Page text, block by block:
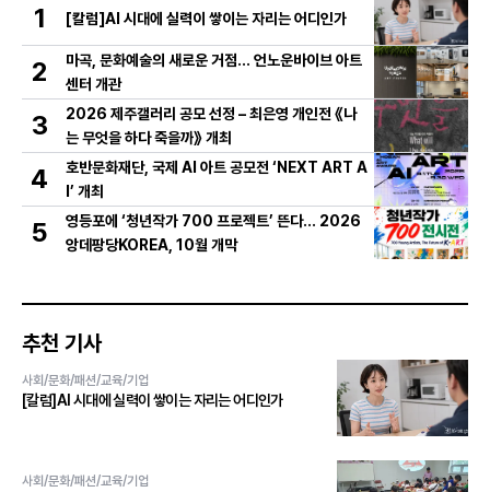
1 [칼럼]AI 시대에 실력이 쌓이는 자리는 어디인가
2
마곡, 문화예술의 새로운 거점… 언노운바이브 아트
센터 개관
3
2026 제주갤러리 공모 선정 – 최은영 개인전 《나
는 무엇을 하다 죽을까》 개최
4
호반문화재단, 국제 AI 아트 공모전 ‘NEXT ART A
I’ 개최
5
영등포에 ‘청년작가 700 프로젝트’ 뜬다… 2026
앙데팡당KOREA, 10월 개막
추천 기사
사회/문화/패션/교육/기업
[칼럼]AI 시대에 실력이 쌓이는 자리는 어디인가
사회/문화/패션/교육/기업